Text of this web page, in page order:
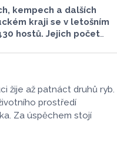
kempech a dalších
kraji se v letošním
hostů. Jejich počet
statistik však
bylo 45 548,
domácích hostů
navštívilo 174 882
méně. Celkový
procenta. Údaje
(ČSÚ).
žije až patnáct druhů ryb.
prostředí
Za úspěchem stojí